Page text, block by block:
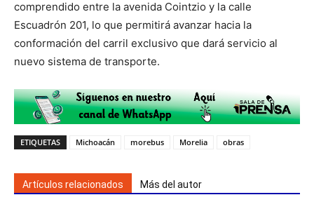
comprendido entre la avenida Cointzio y la calle
Escuadrón 201, lo que permitirá avanzar hacia la
conformación del carril exclusivo que dará servicio al
nuevo sistema de transporte.
ETIQUETAS Michoacán morebus Morelia obras
Artículos relacionados Más del autor